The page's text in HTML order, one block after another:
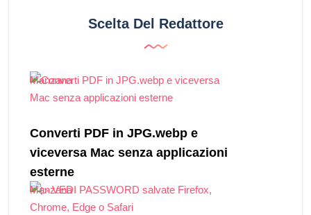
Scelta Del Redattore
Manzana
Converti PDF in JPG.webp e
viceversa Mac senza applicazioni
esterne
Manzana